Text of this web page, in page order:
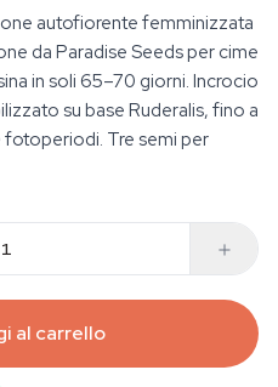
autofiorente femminizzata
da Paradise Seeds per cime
in soli 65–70 giorni. Incrocio
su base Ruderalis, fino a
Tre semi per
al carrello